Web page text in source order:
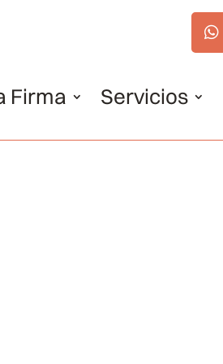
Firma Servicios